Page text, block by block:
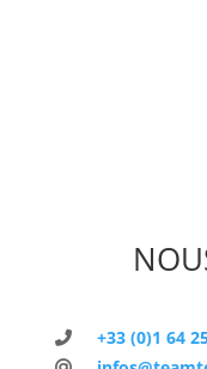
+33 (0)1 64